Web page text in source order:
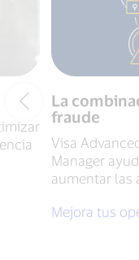
La
fraude
Visa
Manager
aumentar las
Mejora tus